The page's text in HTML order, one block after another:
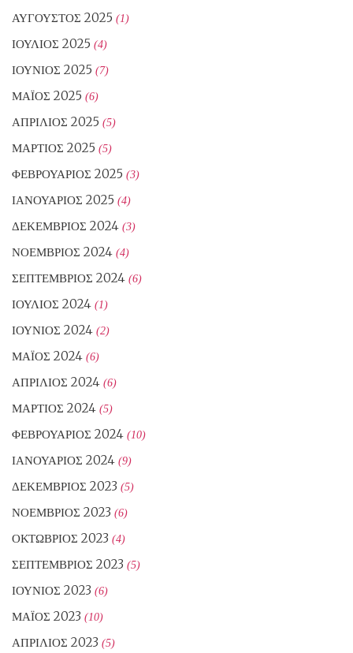
ΑΎΓΟΥΣΤΟΣ 2025 (1)
ΙΟΎΛΙΟΣ 2025 (4)
ΙΟΎΝΙΟΣ 2025 (7)
ΜΆΙΟΣ 2025 (6)
ΑΠΡΊΛΙΟΣ 2025 (5)
ΜΆΡΤΙΟΣ 2025 (5)
ΦΕΒΡΟΥΆΡΙΟΣ 2025 (3)
ΙΑΝΟΥΆΡΙΟΣ 2025 (4)
ΔΕΚΈΜΒΡΙΟΣ 2024 (3)
ΝΟΈΜΒΡΙΟΣ 2024 (4)
ΣΕΠΤΈΜΒΡΙΟΣ 2024 (6)
ΙΟΎΛΙΟΣ 2024 (1)
ΙΟΎΝΙΟΣ 2024 (2)
ΜΆΙΟΣ 2024 (6)
ΑΠΡΊΛΙΟΣ 2024 (6)
ΜΆΡΤΙΟΣ 2024 (5)
ΦΕΒΡΟΥΆΡΙΟΣ 2024 (10)
ΙΑΝΟΥΆΡΙΟΣ 2024 (9)
ΔΕΚΈΜΒΡΙΟΣ 2023 (5)
ΝΟΈΜΒΡΙΟΣ 2023 (6)
ΟΚΤΏΒΡΙΟΣ 2023 (4)
ΣΕΠΤΈΜΒΡΙΟΣ 2023 (5)
ΙΟΎΝΙΟΣ 2023 (6)
ΜΆΙΟΣ 2023 (10)
ΑΠΡΊΛΙΟΣ 2023 (5)